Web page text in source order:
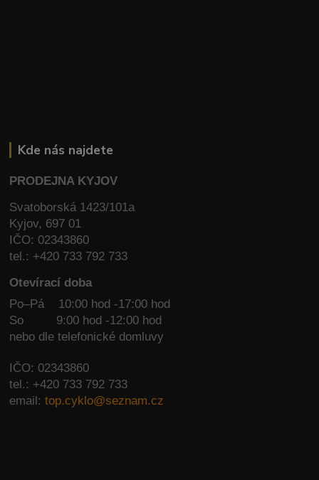
Kde nás najdete
PRODEJNA KYJOV
Svatoborská 1423/101a
Kyjov, 697 01
IČO: 02343860
tel.: +420 733 792 733
Otevírací doba
Po–Pá 10:00 hod -17:00 hod
So
9:00 hod -12:00 hod
nebo dle telefonické domluvy
IČO: 02343860
tel.: +420 733 792 733
email:top.cyklo@seznam.cz